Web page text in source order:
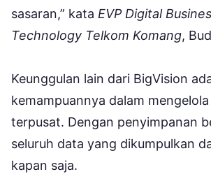
sasaran,” kata EVP Digital
Technology Telkom Komang,
Keunggulan lain dari BigVision
kemampuannya dalam
terpusat. Dengan penyimpanan
seluruh data yang dikumpulkan
kapan saja.